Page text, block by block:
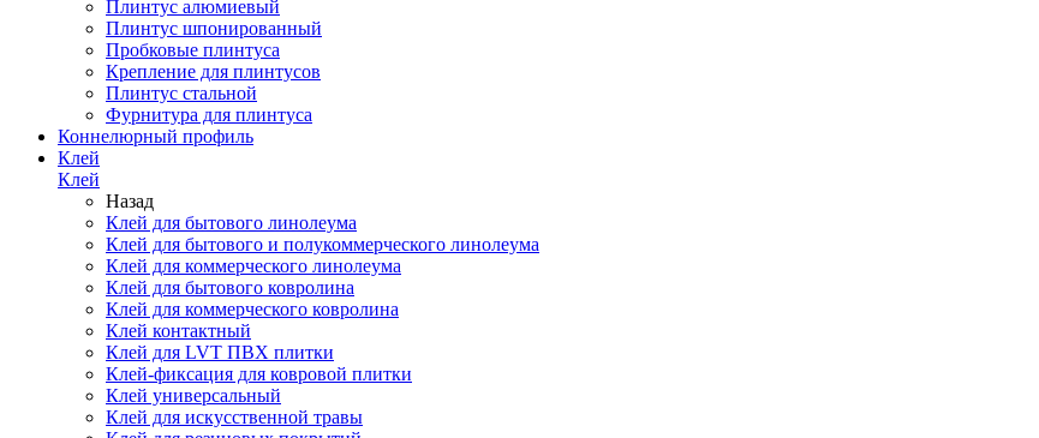
Плинтус алюмиевый
Плинтус шпонированный
Пробковые плинтуса
Крепление для плинтусов
Плинтус стальной
Фурнитура для плинтуса
Коннелюрный профиль
Клей
Клей
Назад
Клей для бытового линолеума
Клей для бытового и полукоммерческого линолеума
Клей для коммерческого линолеума
Клей для бытового ковролина
Клей для коммерческого ковролина
Клей контактный
Клей для LVT ПВХ плитки
Клей-фиксация для ковровой плитки
Клей универсальный
Клей для искусственной травы